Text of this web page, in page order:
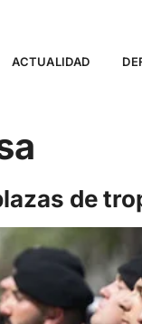
ACTUALIDAD
de